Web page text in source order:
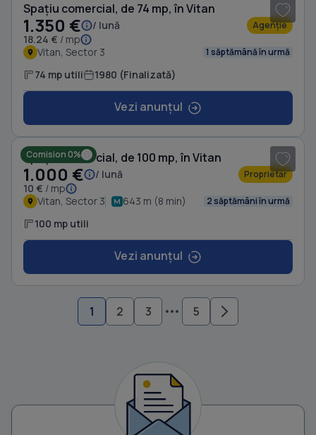
Spațiu comercial, de 74 mp, în Vitan
1.350 €
/ lună
18.24 € / mp
Agenție
Vitan, Sector 3 1 săptămână în urmă
74 mp utili 1980 (Finalizată)
Vezi anunțul
Comision 0%
Spațiu comercial, de 100 mp, în Vitan
1.000 €
/ lună
10 € / mp
Proprietar
Vitan, Sector 3 643 m (8 min) 2 săptămâni în urmă
100 mp utili
Vezi anunțul
1 2 3 5